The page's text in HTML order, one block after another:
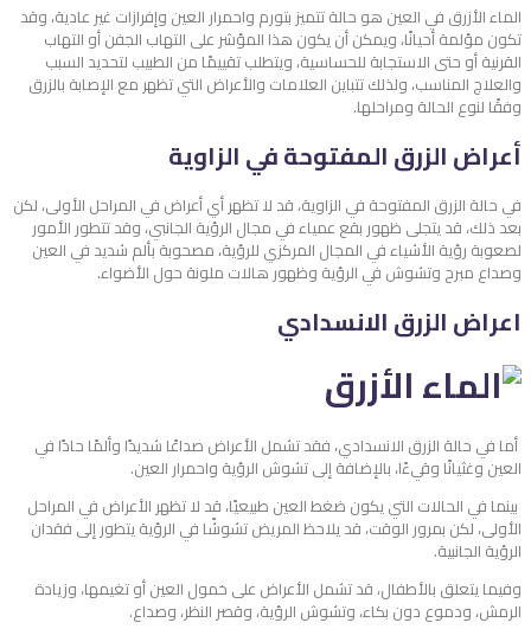
الماء الأزرق في العين هو حالة تتميز بتورم واحمرار العين وإفرازات غير عادية، وقد
تكون مؤلمة أحيانًا، ويمكن أن يكون هذا المؤشر على التهاب الجفن أو التهاب
القرنية أو حتى الاستجابة للحساسية، ويتطلب تقييمًا من الطبيب لتحديد السبب
والعلاج المناسب، ولذلك تتباين العلامات والأعراض التي تظهر مع الإصابة بالزرق
وفقًا لنوع الحالة ومراحلها.
أعراض الزرق المفتوحة في الزاوية
في حالة الزرق المفتوحة في الزاوية، قد لا تظهر أي أعراض في المراحل الأولى، لكن
بعد ذلك، قد يتجلى ظهور بقع عمياء في مجال الرؤية الجانبي، وقد تتطور الأمور
لصعوبة رؤية الأشياء في المجال المركزي للرؤية، مصحوبة بألم شديد في العين
وصداع مبرح وتشوش في الرؤية وظهور هالات ملونة حول الأضواء.
اعراض الزرق الانسدادي
أما في حالة الزرق الانسدادي، فقد تشمل الأعراض صداعًا شديدًا وألمًا حادًا في
العين وغثيانًا وقيءًا، بالإضافة إلى تشوش الرؤية واحمرار العين.
بينما في الحالات التي يكون ضغط العين طبيعيًا، قد لا تظهر الأعراض في المراحل
الأولى، لكن بمرور الوقت، قد يلاحظ المريض تشوشًا في الرؤية يتطور إلى فقدان
الرؤية الجانبية.
وفيما يتعلق بالأطفال، قد تشمل الأعراض على خمول العين أو تغيمها، وزيادة
الرمش، ودموع دون بكاء، وتشوش الرؤية، وقصر النظر، وصداع.